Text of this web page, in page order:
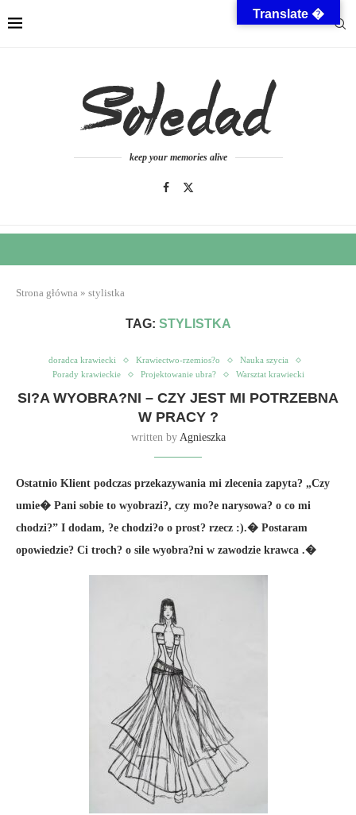
keep your memories alive
Strona główna » stylistka
TAG: STYLISTKA
doradca krawiecki Krawiectwo-rzemios?o
Nauka szycia
Porady krawieckie
Projektowanie ubra? Warsztat krawiecki
SI?A WYOBRA?NI – CZY JEST MI POTRZEBNA
W PRACY ?
written by Agnieszka
Ostatnio Klient podczas przekazywania mi zlecenia zapyta? „Czy
umie� Pani sobie to wyobrazi?, czy mo?e narysowa? o co mi
chodzi?” I dodam, ?e chodzi?o o prost? rzecz :).� Postaram
opowiedzie? Ci troch? o sile wyobra?ni w zawodzie krawca .�
Translate �